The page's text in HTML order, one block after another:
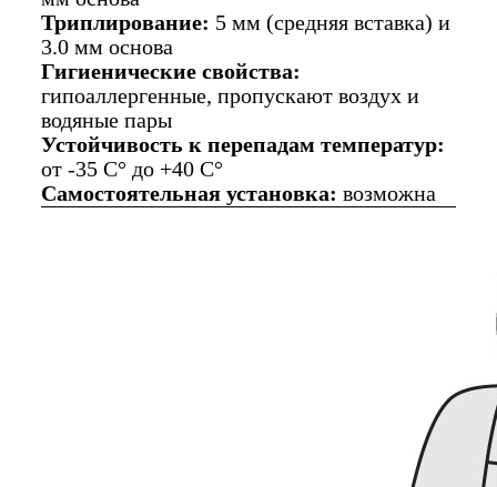
Триплирование: 5 мм (средняя вставка) и
3.0 мм основа
Гигиенические свойства:
гипоаллергенные, пропускают воздух и
водяные пары
Устойчивость к перепадам температур:
от -35 C° до +40 C°
Самостоятельная установка: возможна